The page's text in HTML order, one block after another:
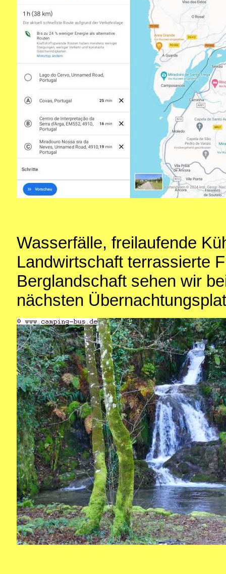
Wasserfälle, freilaufende
Landwirtschaft terrassierte
Berglandschaft sehen wir
nächsten